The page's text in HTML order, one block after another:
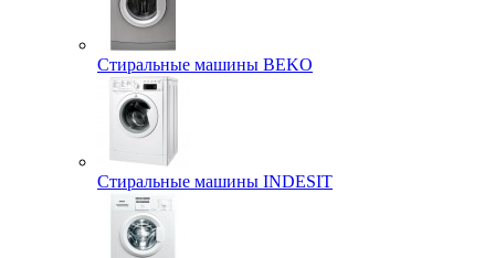
Стиральные машины BEKO
Стиральные машины INDESIT